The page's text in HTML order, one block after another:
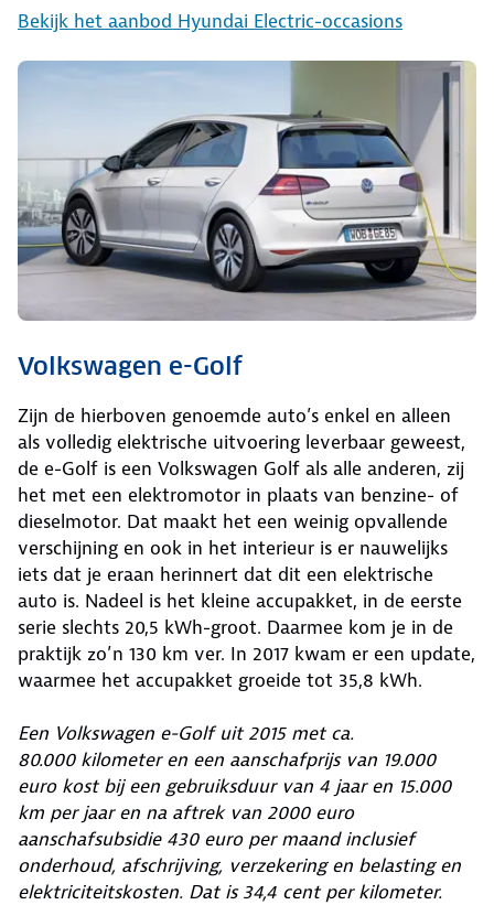
Bekijk het aanbod Hyundai Electric-occasions
Volkswagen e-Golf
Zijn de hierboven genoemde auto’s enkel en alleen
als volledig elektrische uitvoering leverbaar geweest,
de e-Golf is een Volkswagen Golf als alle anderen, zij
het met een elektromotor in plaats van benzine- of
dieselmotor. Dat maakt het een weinig opvallende
verschijning en ook in het interieur is er nauwelijks
iets dat je eraan herinnert dat dit een elektrische
auto is. Nadeel is het kleine accupakket, in de eerste
serie slechts 20,5 kWh-groot. Daarmee kom je in de
praktijk zo’n 130 km ver. In 2017 kwam er een update,
waarmee het accupakket groeide tot 35,8 kWh.
Een Volkswagen e-Golf uit 2015 met ca.
80.000 kilometer en een aanschafprijs van 19.000
euro kost bij een gebruiksduur van 4 jaar en 15.000
km per jaar en na aftrek van 2000 euro
aanschafsubsidie 430 euro per maand inclusief
onderhoud, afschrijving, verzekering en belasting en
elektriciteitskosten. Dat is 34,4 cent per kilometer.